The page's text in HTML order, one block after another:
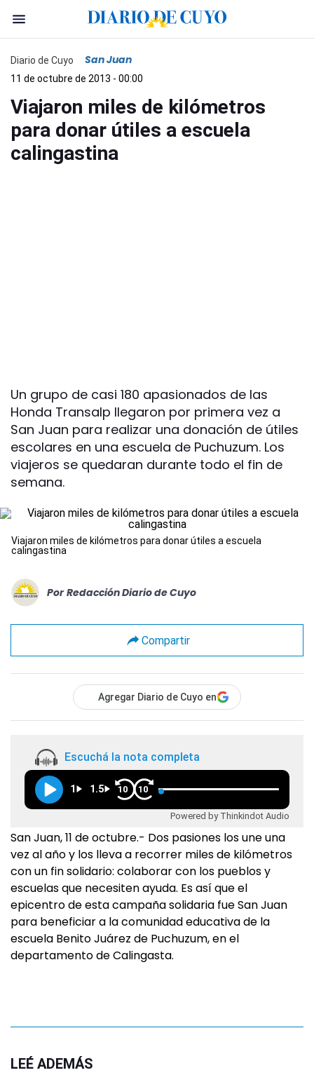
Diario de Cuyo San Juan
11 de octubre de 2013 - 00:00
Viajaron miles de kilómetros
para donar útiles a escuela
calingastina
Un grupo de casi 180 apasionados de las
Honda Transalp llegaron por primera vez a
San Juan para realizar una donación de útiles
escolares en una escuela de Puchuzum. Los
viajeros se quedaran durante todo el fin de
semana.
Viajaron miles de kilómetros para donar útiles a escuela
calingastina
Por Redacción Diario de Cuyo
Compartir
Agregar Diario de Cuyo en
Escuchá la nota completa
1 1.5 10 10
Powered by Thinkindot Audio
San Juan, 11 de octubre.- Dos pasiones los une una
vez al año y los lleva a recorrer miles de kilómetros
con un fin solidario: colaborar con los pueblos y
escuelas que necesiten ayuda. Es así que el
epicentro de esta campaña solidaria fue San Juan
para beneficiar a la comunidad educativa de la
escuela Benito Juárez de Puchuzum, en el
departamento de Calingasta.
LEÉ ADEMÁS